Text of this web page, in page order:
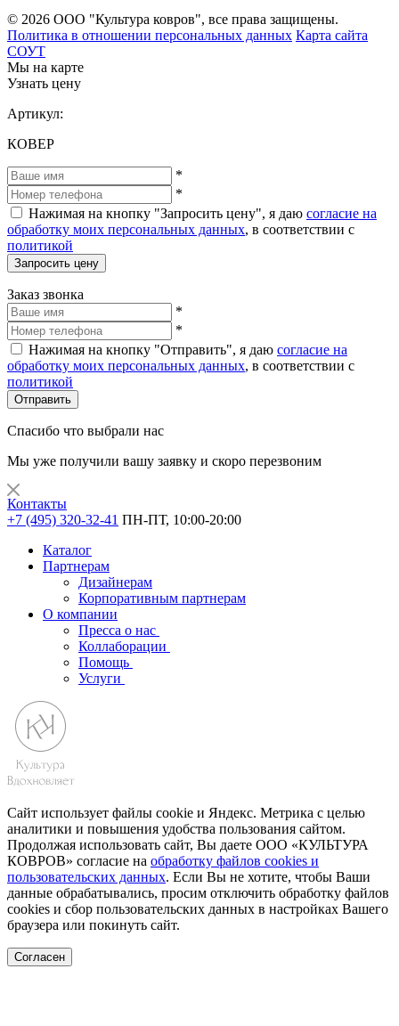
© 2026 ООО "Культура ковров", все права защищены.
Политика в отношении персональных данных Карта сайта
СОУТ
Мы на карте
Узнать цену
Артикул:
КОВЕР
*
*
Нажимая на кнопку "Запросить цену", я даю согласие на
обработку моих персональных данных, в соответствии с
политикой
Запросить цену
Заказ звонка
*
*
Нажимая на кнопку "Отправить", я даю согласие на
обработку моих персональных данных, в соответствии с
политикой
Отправить
Спасибо что выбрали нас
Мы уже получили вашу заявку и скоро перезвоним
Контакты
+7 (495) 320-32-41 ПН-ПТ, 10:00-20:00
Каталог
Партнерам
Дизайнерам
Корпоративным партнерам
О компании
Пресса о нас
Коллаборации
Помощь
Услуги
Сайт использует файлы cookie и Яндекс. Метрика с целью
аналитики и повышения удобства пользования сайтом.
Продолжая использовать сайт, Вы даете ООО «КУЛЬТУРА
КОВРОВ» согласие на обработку файлов cookies и
пользовательских данных. Если Вы не хотите, чтобы Ваши
данные обрабатывались, просим отключить обработку файлов
cookies и сбор пользовательских данных в настройках Вашего
браузера или покинуть сайт.
Согласен